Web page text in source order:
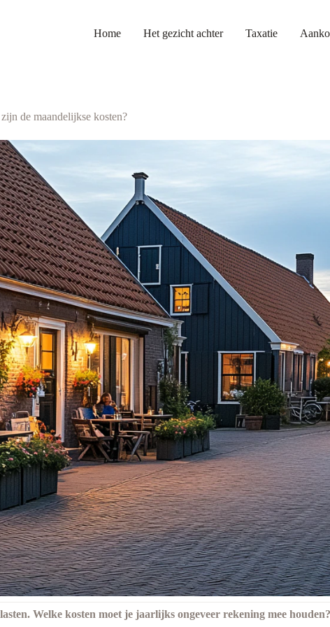
Home Het gezicht achter Taxatie
de maandelijkse kosten?
Welke kosten moet je jaarlijks ongeveer rekening mee houden?